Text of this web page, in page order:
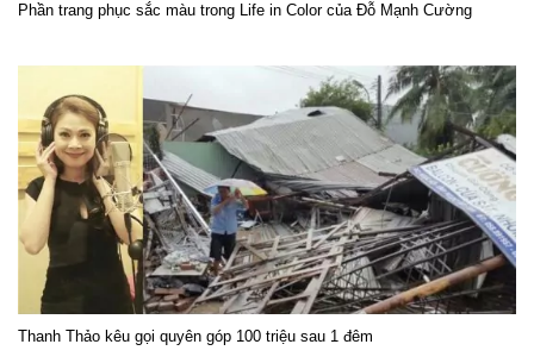
Phần trang phục sắc màu trong Life in Color của Đỗ Mạnh Cường
Thanh Thảo kêu gọi quyên góp 100 triệu sau 1 đêm